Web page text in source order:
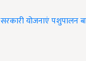
सरकारी योजनाएंपशुपालन